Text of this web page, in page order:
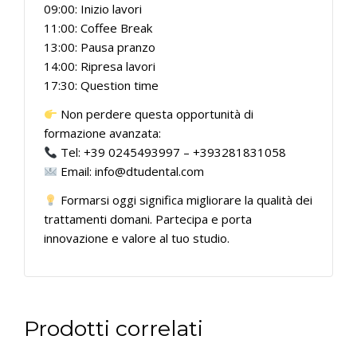
09:00: Inizio lavori
11:00: Coffee Break
13:00: Pausa pranzo
14:00: Ripresa lavori
17:30: Question time
Non perdere questa opportunità di
formazione avanzata:
Tel: +39 0245493997 – +393281831058
Email: info@dtudental.com
Formarsi oggi significa migliorare la qualità dei
trattamenti domani. Partecipa e porta
innovazione e valore al tuo studio.
Prodotti correlati